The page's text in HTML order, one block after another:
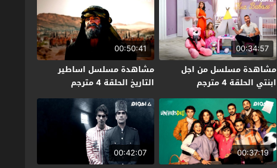
00:34:57
مشاهدة مسلسل من اجل
ابنتي الحلقة 4 مترجم
00:50:41
مشاهدة مسلسل اساطير
التاريخ الحلقة 4 مترجم
00:37:19
00:42:07